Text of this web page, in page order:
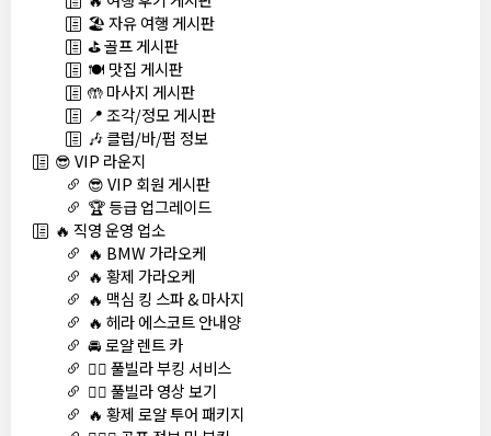
🏖️ 자유 여행 게시판
⛳ 골프 게시판
🍽️ 맛집 게시판
🤲 마사지 게시판
📍 조각/정모 게시판
🎶 클럽/바/펍 정보
😎 VIP 라운지
😎 VIP 회원 게시판
🏆 등급 업그레이드
🔥 직영 운영 업소
🔥 BMW 가라오케
🔥 황제 가라오케
🔥 맥심 킹 스파 & 마사지
🔥 헤라 에스코트 안내양
🚘 로얄 렌트 카
🏊‍♀️ 풀빌라 부킹 서비스
🏊‍♀️ 풀빌라 영상 보기
🔥 황제 로얄 투어 패키지